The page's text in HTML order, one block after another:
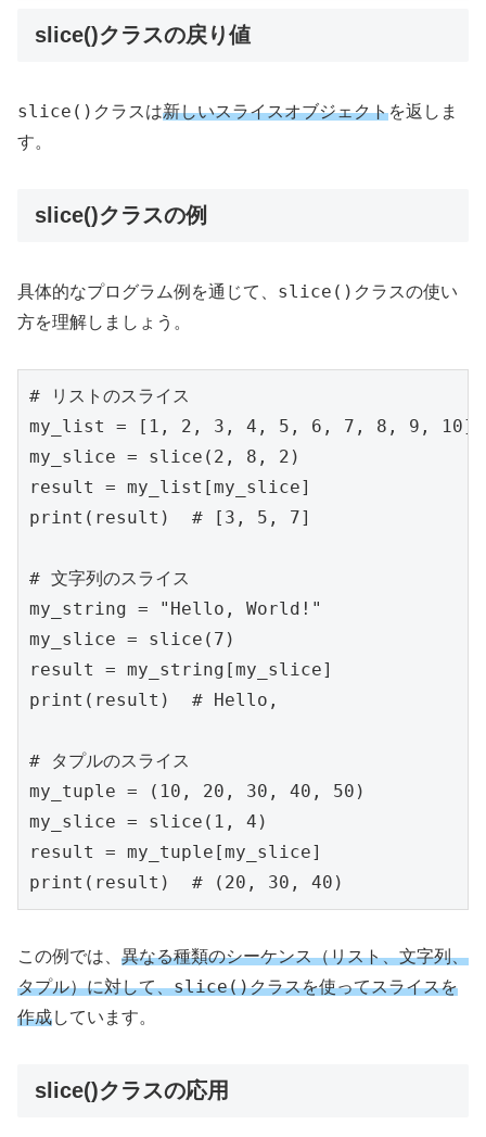
slice()クラスの戻り値
slice() クラスは新しいスライスオブジェクトを返しま
す。
slice()クラスの例
具体的なプログラム例を通じて、 slice() クラスの使い
方を理解しましょう。
# リストのスライス
my_list = [1, 2, 3, 4, 5, 6, 7, 8, 9, 10]
my_slice = slice(2, 8, 2)
result = my_list[my_slice]
print(result)  # [3, 5, 7]
# 文字列のスライス
my_string = "Hello, World!"
my_slice = slice(7)
result = my_string[my_slice]
print(result)  # Hello,
# タプルのスライス
my_tuple = (10, 20, 30, 40, 50)
my_slice = slice(1, 4)
result = my_tuple[my_slice]
print(result)  # (20, 30, 40)
この例では、 異なる種類のシーケンス（リスト、文字列、
タプル）に対して、slice()クラスを使ってスライスを
作成しています。
slice()クラスの応用